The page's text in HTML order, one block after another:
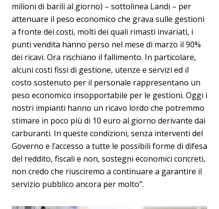
milioni di barili al giorno) – sottolinea Landi – per
attenuare il peso economico che grava sulle gestioni
a fronte dei costi, molti dei quali rimasti invariati, i
punti vendita hanno perso nel mese di marzo il 90%
dei ricavi. Ora rischiano il fallimento. In particolare,
alcuni costi fissi di gestione, utenze e servizi ed il
costo sostenuto per il personale rappresentano un
peso economico insopportabile per le gestioni. Oggi i
nostri impianti hanno un ricavo lordo che potremmo
stimare in poco più di 10 euro al giorno derivante dai
carburanti. In queste condizioni, senza interventi del
Governo e l’accesso a tutte le possibili forme di difesa
del reddito, fiscali e non, sostegni economici concreti,
non credo che riusciremo a continuare a garantire il
servizio pubblico ancora per molto”.